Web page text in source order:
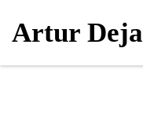
Artur Deja